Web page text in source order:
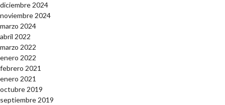
diciembre 2024
noviembre 2024
marzo 2024
abril 2022
marzo 2022
enero 2022
febrero 2021
enero 2021
octubre 2019
septiembre 2019